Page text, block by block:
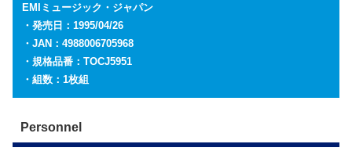
EMIミュージック・ジャパン
・発売日：1995/04/26
・JAN：4988006705968
・規格品番：TOCJ5951
・組数：1枚組
Personnel